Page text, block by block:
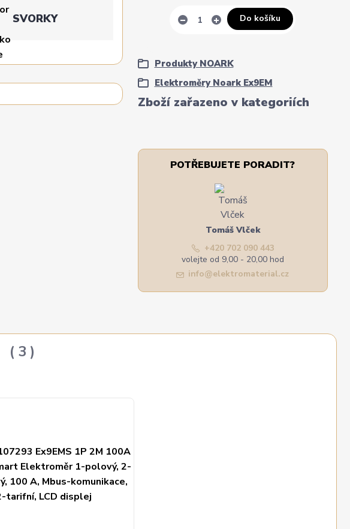
SVORKY
Zboží zařazeno v kategoriích
Produkty NOARK
Elektroměry Noark Ex9EM
Do košíku
POTŘEBUJETE PORADIT?
Tomáš Vlček
+420 702 090 443
volejte od 9,00 - 20,00 hod
info@elektromaterial.cz
3